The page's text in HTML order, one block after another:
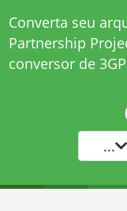
Converta seu
Partnership
conversor de
...